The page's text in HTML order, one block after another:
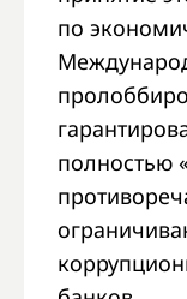
по
полностью